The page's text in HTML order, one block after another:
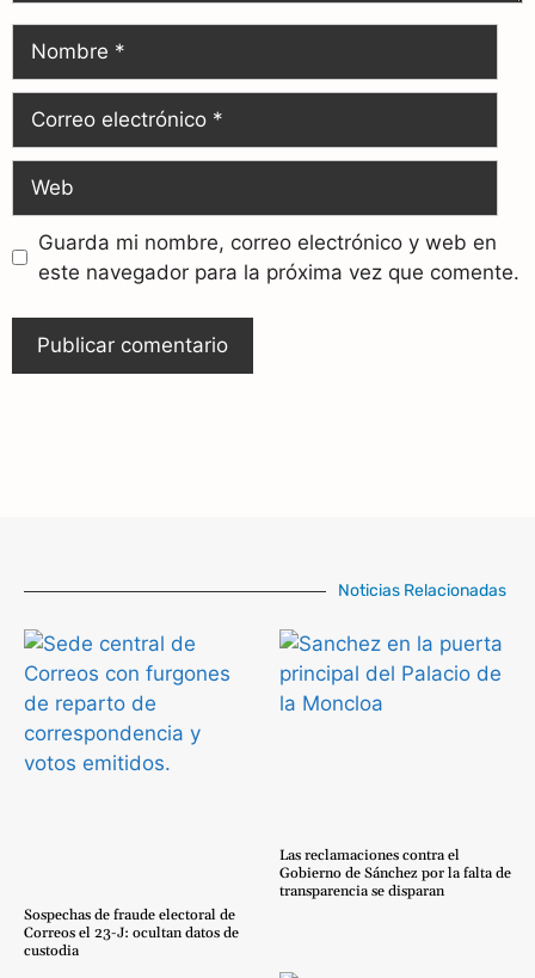
Guarda mi nombre, correo electrónico y web en
este navegador para la próxima vez que comente.
Noticias Relacionadas
Sospechas de fraude electoral de
Correos el 23-J: ocultan datos de
custodia
Las reclamaciones contra el
Gobierno de Sánchez por la falta de
transparencia se disparan